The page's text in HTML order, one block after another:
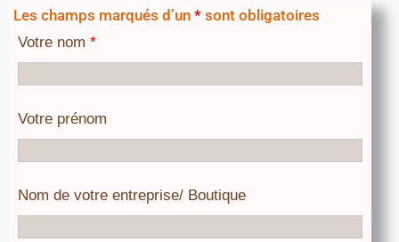
Les champs marqués d’un * sont obligatoires
Votre nom *
Votre prénom
Nom de votre entreprise/ Boutique